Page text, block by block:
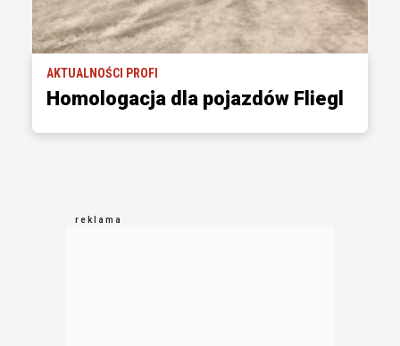
AKTUALNOŚCI PROFI
Homologacja dla pojazdów Fliegl